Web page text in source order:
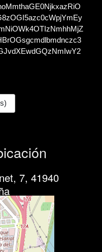
7, 41940